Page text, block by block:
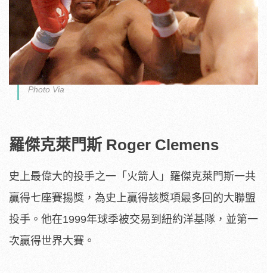
Photo Via
羅傑克萊門斯 Roger Clemens
史上最偉大的投手之一「火箭人」羅傑克萊門斯一共
贏得七座賽揚獎，為史上贏得該獎項最多回的大聯盟
投手。他在1999年球季被交易到紐約洋基隊，並第一
次贏得世界大賽。